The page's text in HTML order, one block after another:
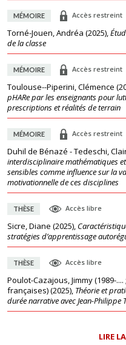
MÉMOIRE Accès restreint
Torné-Jouen, Andréa (2025),
de la classe
MÉMOIRE Accès restreint
Toulouse--Piperini, Clémence (
pHARe par les enseignants pour
prescriptions et réalités de terrain
MÉMOIRE Accès restreint
Duhil de Bénazé - Tedeschi,
interdisciplinaire mathématiques
sensibles comme influence sur la
motivationnelle de ces disciplines
THÈSE Accès libre
Sicre, Diane (2025),
stratégies d’apprentissage
THÈSE Accès libre
Poulot-Cazajous, Jimmy (1989-
françaises)(2025), Théorie et
durée narrative avec Jean-Philippe
LIRE